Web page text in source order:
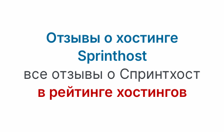
Отзывы о хостинге
Sprinthost
все отзывы о Спринтхост
в рейтинге хостингов